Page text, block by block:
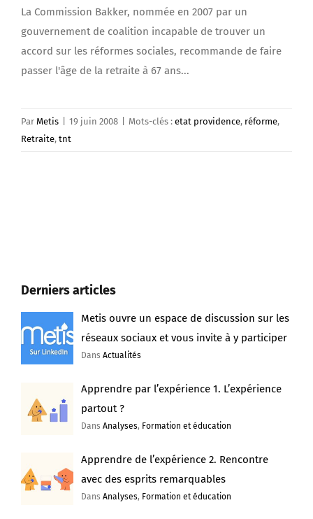
La Commission Bakker, nommée en 2007 par un
gouvernement de coalition incapable de trouver un
accord sur les réformes sociales, recommande de faire
passer l'âge de la retraite à 67 ans...
Par Metis 19 juin 2008 Mots-clés : etat providence, réforme,
Retraite, tnt
Derniers articles
Metis ouvre un espace de discussion sur les
réseaux sociaux et vous invite à y participer
DansActualités
Apprendre par l’expérience 1. L’expérience
partout ?
DansAnalyses, Formation et éducation
Apprendre de l’expérience 2. Rencontre
avec des esprits remarquables
DansAnalyses, Formation et éducation